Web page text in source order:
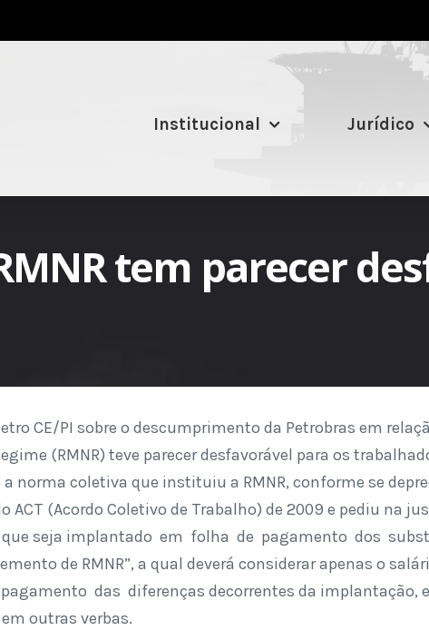
Institucional Jurídico
tem parecer
CE/PI sobre o descumprimento da Petrobras em
(RMNR) teve parecer desfavorável para os
norma coletiva que instituiu a RMNR, conforme se
ACT (Acordo Coletivo de Trabalho) de 2009 e pediu na
que seja implantado em folha de pagamento dos
de RMNR”, a qual deverá considerar apenas o
das diferenças decorrentes da implantação,
outras verbas.